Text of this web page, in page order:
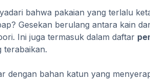
bahwa pakaian yang terlalu
Gesekan berulang antara kain
Ini juga termasuk dalam daftar
terabaikan.
dengan bahan katun yang